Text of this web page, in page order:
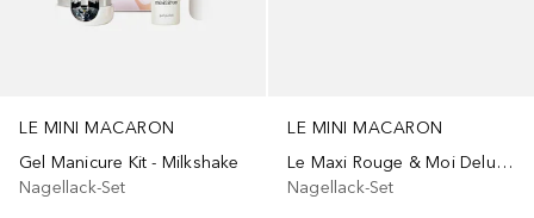
LE MINI MACARON
Gel Manicure Kit - Milkshake
Nagellack-Set
LE MINI MACARON
Le Maxi Rouge & Moi Deluxe Gel Manicure Set
Nagellack-Set